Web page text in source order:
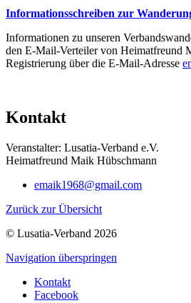
Informationsschreiben zur
Informationen zu unseren
den E-Mail-Verteiler von Heimatfreund
Registrierung über die E-Mail-Adresse
Kontakt
Veranstalter: Lusatia-Verband e.V.
Heimatfreund Maik Hübschmann
emaik1968@gmail.com
Zurück zur Übersicht
© Lusatia-Verband 2026
Navigation überspringen
Kontakt
Facebook